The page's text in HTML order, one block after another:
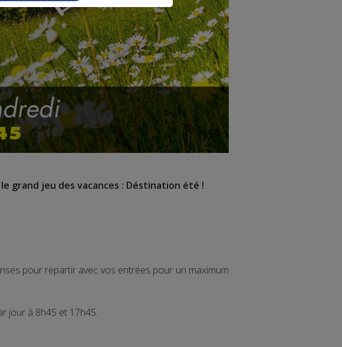
grand jeu des vacances : Déstination été !
pour repartir avec vos entrées pour un maximum
jour à 8h45 et 17h45.